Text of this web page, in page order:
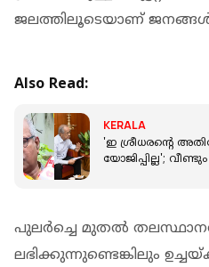
ജലത്തിലൂടെയാണ് ജനങ്ങള്‍
Also Read:
KERALA
'ഇ ശ്രീധരൻ്റെ
യോജിപ്പില്ല';
പുലര്‍ച്ചെ മുതല്‍
ലഭിക്കുന്നുണ്ടെങ്കിലും